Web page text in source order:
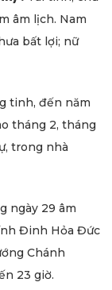
âm lịch. Nam
bất lợi; nữ
tinh, đến năm
tháng 2, tháng
trong nhà
ngày 29 âm
Đinh Hỏa Đức
Chánh
23 giờ.